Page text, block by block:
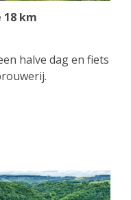
km
halve dag en fiets